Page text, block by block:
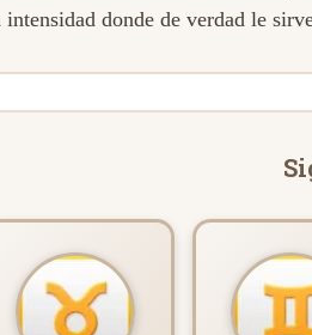
donde de verdad le